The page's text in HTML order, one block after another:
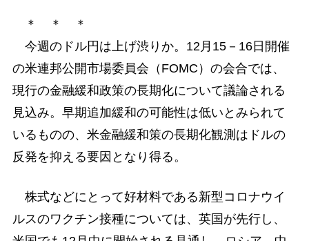
＊ ＊ ＊
今週のドル円は上げ渋りか。12月15－16日開催
の米連邦公開市場委員会（FOMC）の会合では、
現行の金融緩和政策の長期化について議論される
見込み。早期追加緩和の可能性は低いとみられて
いるものの、米金融緩和策の長期化観測はドルの
反発を抑える要因となり得る。
株式などにとって好材料である新型コロナウイ
ルスのワクチン接種については、英国が先行し、